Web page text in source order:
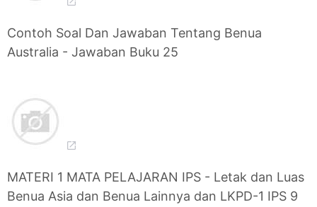
Contoh Soal Dan Jawaban Tentang Benua
Australia - Jawaban Buku 25
MATERI 1 MATA PELAJARAN IPS - Letak dan Luas
Benua Asia dan Benua Lainnya dan LKPD-1 IPS 9